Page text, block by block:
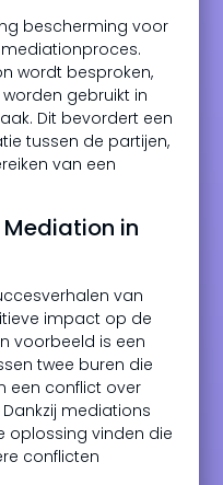
bescherming voor
wordt besproken,
gebruikt in
Dit bevordert een
tussen de partijen,
van een
in
van
impact op de
voorbeeld is een
twee buren die
een conflict over
mediations
oplossing vinden die
conflicten